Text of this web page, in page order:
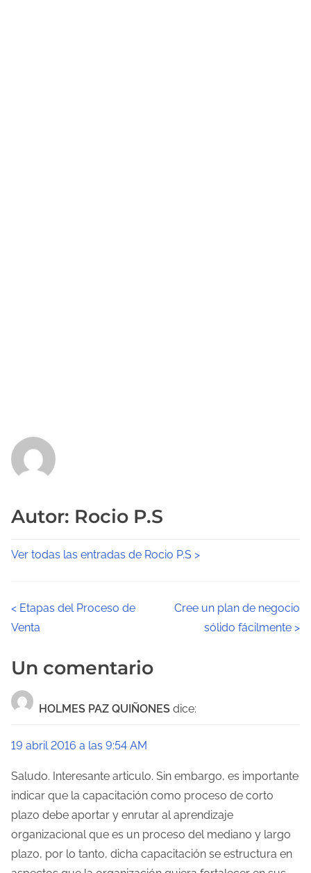
Autor: Rocio P.S
Ver todas las entradas de Rocio P.S >
N
a
v
e
a
c
i
ó
n
< Etapas del Proceso de
Venta
Cree un plan de negocio
sólido fácilmente >
Un comentario
HOLMES PAZ QUIÑONES dice:
19 abril 2016 a las 9:54 AM
Saludo. Interesante articulo. Sin embargo, es importante
indicar que la capacitación como proceso de corto
plazo debe aportar y enrutar al aprendizaje
organizacional que es un proceso del mediano y largo
plazo, por lo tanto, dicha capacitación se estructura en